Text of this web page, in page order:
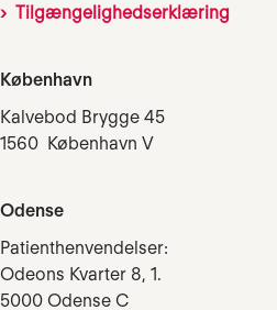
Tilgængelighedserklæring
København
Kalvebod Brygge 45
1560 København V
Odense
Patienthenvendelser:
Odeons Kvarter 8, 1.
5000 Odense C